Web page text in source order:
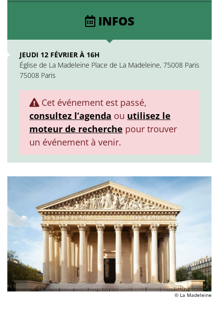
INFOS
JEUDI 12 FÉVRIER À 16H
Église de La Madeleine Place de La Madeleine, 75008 Paris
75008 Paris
Cet événement est passé,
consultez l’agenda ou utilisez le
moteur de recherche pour trouver
un événement à venir.
© La Madeleine